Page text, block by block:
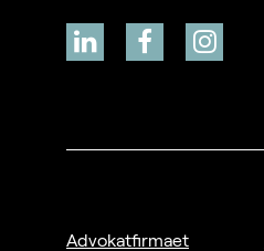
Advokatfirmaet